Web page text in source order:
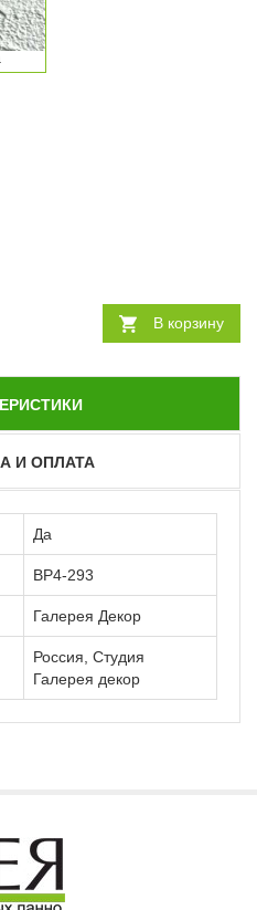
В корзину
И ОПЛАТА
Да
ВР4-293
Галерея Декор
Россия, Студия
Галерея декор